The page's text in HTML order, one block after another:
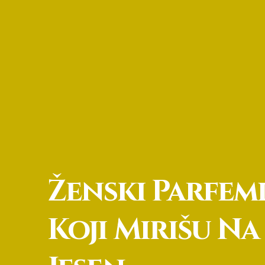
Ženski
Koji Mirišu Na